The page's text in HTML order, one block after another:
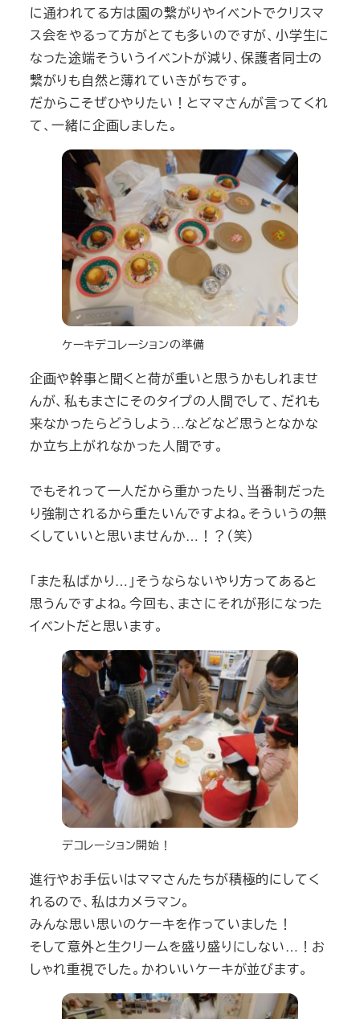
に通われてる方は園の繋がりやイベントでクリスマ
ス会をやるって方がとても多いのですが、小学生に
なった途端そういうイベントが減り、保護者同士の
繋がりも自然と薄れていきがちです。
だからこそぜひやりたい！とママさんが言ってくれ
て、一緒に企画しました。
ケーキデコレーションの準備
企画や幹事と聞くと荷が重いと思うかもしれませ
んが、私もまさにそのタイプの人間でして、だれも
来なかったらどうしよう…などなど思うとなかな
か立ち上がれなかった人間です。
でもそれって一人だから重かったり、当番制だった
り強制されるから重たいんですよね。そういうの無
くしていいと思いませんか…！？（笑）
「また私ばかり…」そうならないやり方ってあると
思うんですよね。今回も、まさにそれが形になった
イベントだと思います。
デコレーション開始！
進行やお手伝いはママさんたちが積極的にしてく
れるので、私はカメラマン。
みんな思い思いのケーキを作っていました！
そして意外と生クリームを盛り盛りにしない…！お
しゃれ重視でした。かわいいケーキが並びます。